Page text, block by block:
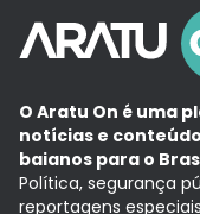
O Aratu On é uma
notícias e
baianos para o
Política, segurança
reportagens